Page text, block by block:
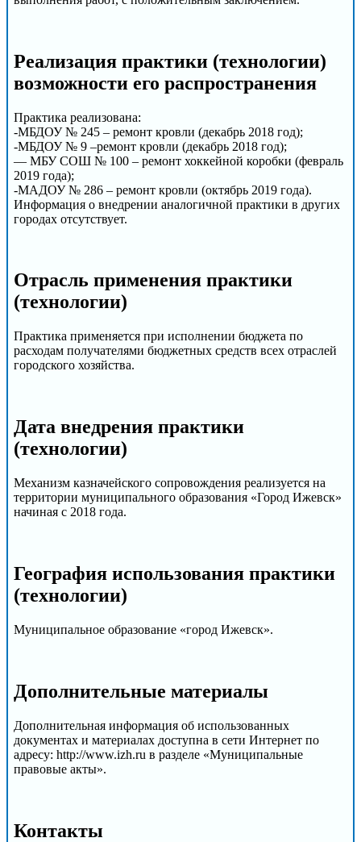
Реализация практики (технологии)
возможности его распространения
Практика реализована:
-МБДОУ № 245 – ремонт кровли (декабрь 2018 год);
-МБДОУ № 9 –ремонт кровли (декабрь 2018 год);
— МБУ СОШ № 100 – ремонт хоккейной коробки (февраль
2019 года);
-МАДОУ № 286 – ремонт кровли (октябрь 2019 года).
Информация о внедрении аналогичной практики в других
городах отсутствует.
Отрасль применения практики
(технологии)
Практика применяется при исполнении бюджета по
расходам получателями бюджетных средств всех отраслей
городского хозяйства.
Дата внедрения практики
(технологии)
Механизм казначейского сопровождения реализуется на
территории муниципального образования «Город Ижевск»
начиная с 2018 года.
География использования практики
(технологии)
Муниципальное образование «город Ижевск».
Дополнительные материалы
Дополнительная информация об использованных
документах и материалах доступна в сети Интернет по
адресу: http://www.izh.ru в разделе «Муниципальные
правовые акты».
Контакты